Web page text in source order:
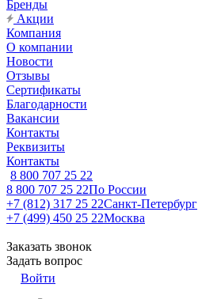
Бренды
Акции
Компания
О компании
Новости
Отзывы
Сертификаты
Благодарности
Вакансии
Контакты
Реквизиты
Контакты
8 800 707 25 22
8 800 707 25 22По России
+7 (812) 317 25 22Санкт-Петербург
+7 (499) 450 25 22Москва
Заказать звонок
Задать вопрос
Войти